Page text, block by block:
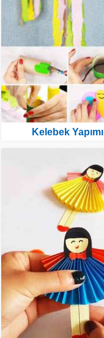
Kelebek Yapımı